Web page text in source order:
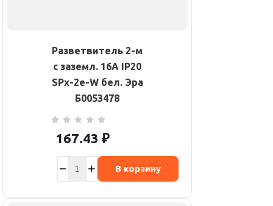
Разветвитель 2-м
с заземл. 16А IP20
SPx-2e-W бел. Эра
Б0053478
167.43 ₽
В корзину